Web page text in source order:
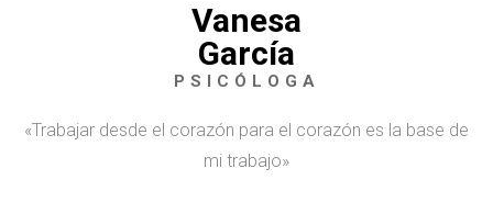
Vanesa
García
PSICÓLOGA
«Trabajar desde el corazón para el corazón es la base de
mi trabajo»